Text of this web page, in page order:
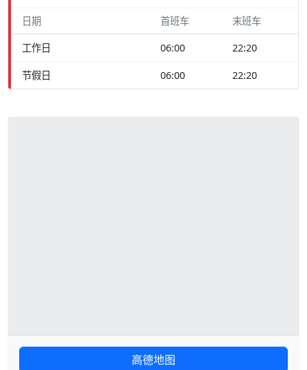
日期 首班车 末班车
工作日 06:00 22:20
节假日 06:00 22:20
高德地图